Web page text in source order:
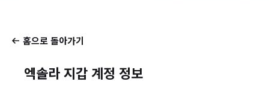
홈으로 돌아가기
엑솔라 지갑 계정 정보